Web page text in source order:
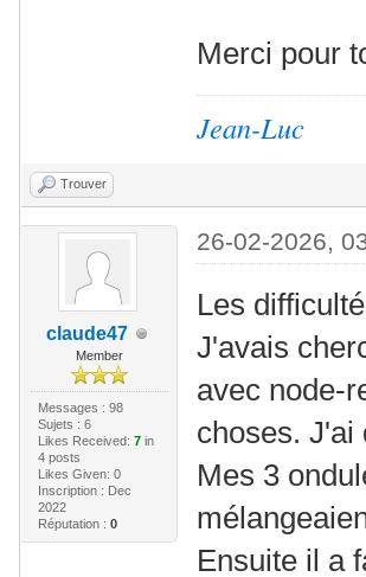
Merci pour
Jean-Luc
Trouver
claude47
Member
Messages : 98
Sujets : 6
Likes Received: 7in
4 posts
Likes Given: 0
Inscription : Dec
2022
Réputation : 0
26-02-2026,
Les
J'avais
avec node-
choses. J'ai
Mes 3
Ensuite il a